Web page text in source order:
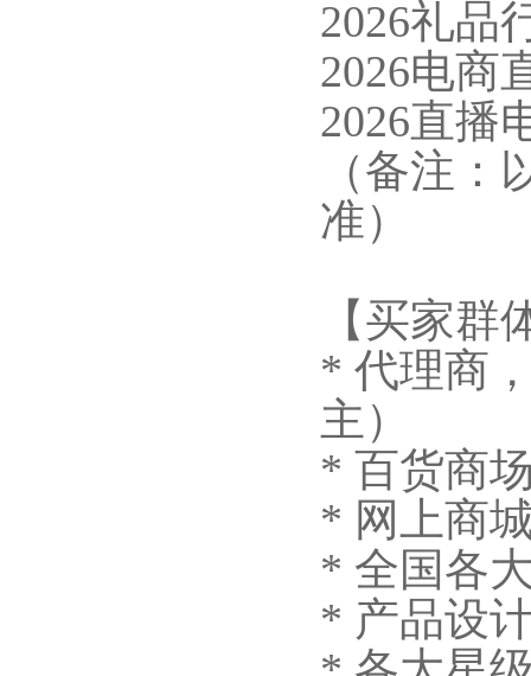
2026礼品
2026电商
2026直播
（备注
准）
【买家群
* 代理商
主）
* 百货商
* 网上商
* 全国各
* 产品设